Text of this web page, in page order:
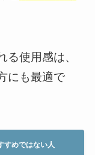
使用感は、
にも最適で
すめではない人